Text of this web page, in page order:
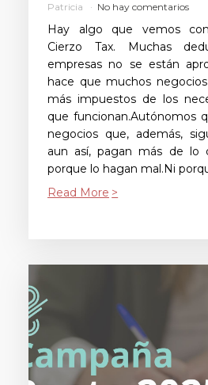
Patricia No hay comentarios
Hay algo que vemos
Cierzo Tax. Muchas
empresas no se están
hace que muchos
más impuestos de los
que funcionan.Autónomos
negocios que, además,
aun así, pagan más de lo
porque lo hagan mal.Ni
Read More